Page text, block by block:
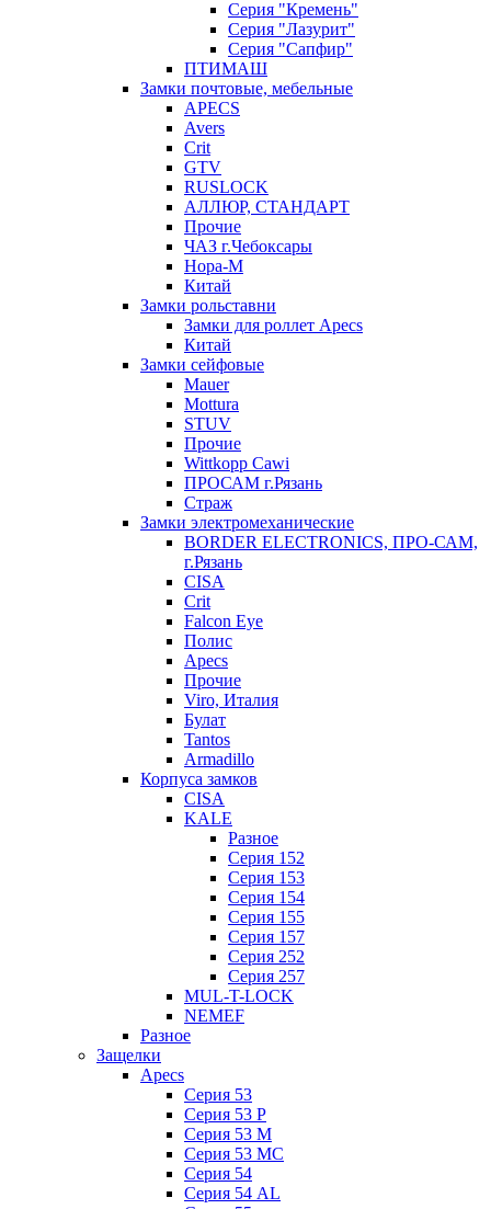
Серия "Кремень"
Серия "Лазурит"
Серия "Сапфир"
ПТИМАШ
Замки почтовые, мебельные
APECS
Avers
Crit
GTV
RUSLOCK
АЛЛЮР, СТАНДАРТ
Прочие
ЧАЗ г.Чебоксары
Нора-М
Китай
Замки рольставни
Замки для роллет Apecs
Китай
Замки сейфовые
Mauer
Mottura
STUV
Прочие
Wittkopp Cawi
ПРОСАМ г.Рязань
Страж
Замки электромеханические
BORDER ELECTRONICS, ПРО-САМ,
г.Рязань
CISA
Crit
Falcon Eye
Полис
Apecs
Прочие
Viro, Италия
Булат
Tantos
Armadillo
Корпуса замков
CISA
KALE
Разное
Серия 152
Серия 153
Серия 154
Серия 155
Серия 157
Серия 252
Серия 257
MUL-T-LOCK
NEMEF
Разное
Защелки
Apecs
Серия 53
Серия 53 P
Серия 53 М
Серия 53 МC
Серия 54
Серия 54 AL